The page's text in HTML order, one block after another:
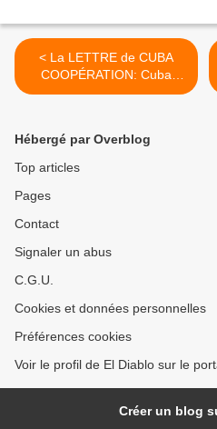
< La LETTRE de CUBA
COOPÉRATION: Cuba
solidaire, solidaires avec
Hébergé par Overblog
Top articles
Pages
Contact
Signaler un abus
C.G.U.
Cookies et données personnelles
Préférences cookies
Voir le profil de El Diablo sur le
Créer un blog